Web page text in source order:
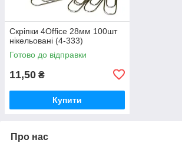
Скріпки 4Office 28мм 100шт
нікельовані (4-333)
Готово до відправки
11,50 ₴
Купити
Про нас